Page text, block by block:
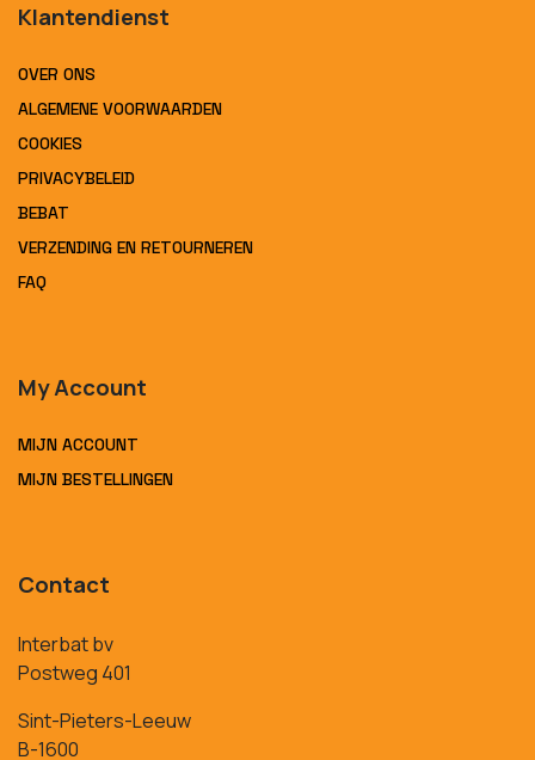
Klantendienst
OVER ONS
ALGEMENE VOORWAARDEN
COOKIES
PRIVACYBELEID
BEBAT
VERZENDING EN RETOURNEREN
FAQ
My Account
MIJN ACCOUNT
MIJN BESTELLINGEN
Contact
Interbat bv
Postweg 401
Sint-Pieters-Leeuw
B-1600